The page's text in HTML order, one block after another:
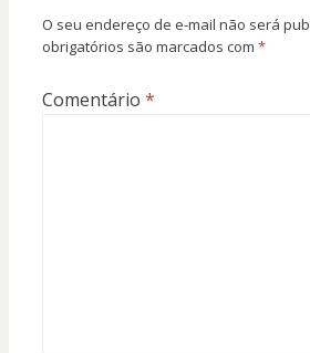
O seu endereço de e-mail não será
obrigatórios são marcados com *
Comentário *